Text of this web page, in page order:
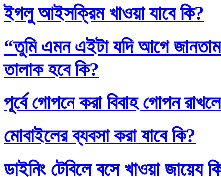
ইগলু আইসক্রিম খাওয়া যাবে কি?
“তুমি এমন এইটা যদি আগে
তালাক হবে কি?
পূর্বে গোপনে করা বিবাহ গোপন
মোবাইলের ব্যবসা করা যাবে কি?
ডাইনিং টেবিলে বসে খাওয়া জায়েয